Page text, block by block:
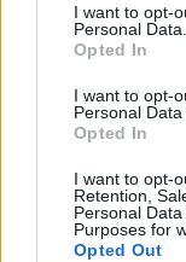
I want to opt-
Personal Data.
Opted In
I want to opt-
Personal Data
Opted In
I want to opt-
Retention,
Personal
Purposes for
Opted Out